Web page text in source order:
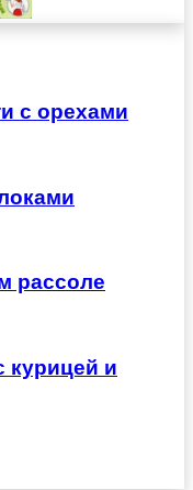
с орехами
рассоле
курицей и